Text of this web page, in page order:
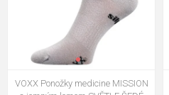
VOXX Ponožky medicine MISSION